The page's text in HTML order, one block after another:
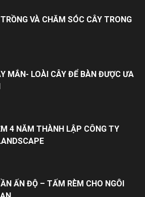
VÀ CHĂM SÓC CÂY TRONG
MẮN- LOÀI CÂY ĐỂ BÀN ĐƯỢC ƯA
4 NĂM THÀNH LẬP CÔNG TY
ẤN ĐỘ – TẤM RÈM CHO NGÔI